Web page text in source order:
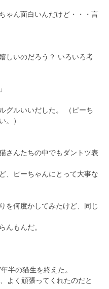
ゃん面白いんだけど・・・言
しいのだろう？ いろいろ考
グルいいだした。 （ピーち
。）
さんたちの中でもダントツ表
、ピーちゃんにとって大事な
を何度かしてみたけど、同じ
んもんだ。
半の猫生を終えた。
よく頑張ってくれたのだと